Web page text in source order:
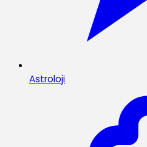
Astroloji